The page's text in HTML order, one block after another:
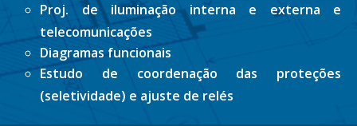
Proj. de iluminação interna e externa e
telecomunicações
Diagramas funcionais
Estudo de coordenação das proteções
(seletividade) e ajuste de relés